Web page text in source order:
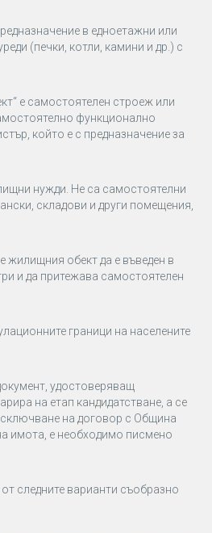
в едноетажни или
(печки, котли, камини и др.) с
е самостоятелен строеж или
функционално
който е с предназначение за
нужди. Не са самостоятелни
складови и други помещения,
жилищния обект да е въведен в
и да притежава самостоятелен
граници на населените
удостоверяващ
на етап кандидатстване, а се
сключване на договор с Община
имота, е необходимо писмено
следните варианти съобразно